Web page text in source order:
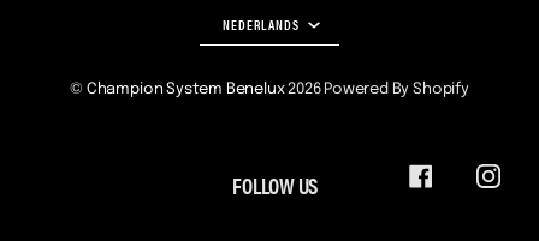
NEDERLANDS
© Champion System Benelux2026 Powered By Shopify
FOLLOW US FACEBOOK